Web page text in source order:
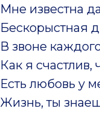
Мне известна
Бескорыстная
В звоне
Как я счастлив,
Есть любовь у
Жизнь, ты